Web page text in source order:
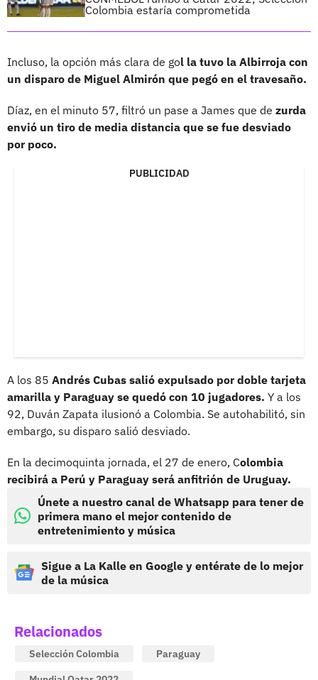
Colombia estaría comprometida
Incluso, la opción más clara de gol la tuvo la Albirroja con
un disparo de Miguel Almirón que pegó en el travesaño.
Díaz, en el minuto 57, filtró un pase a James que de zurda
envió un tiro de media distancia que se fue desviado
por poco.
PUBLICIDAD
A los 85 Andrés Cubas salió expulsado por doble tarjeta
amarilla y Paraguay se quedó con 10 jugadores. Y a los
92, Duván Zapata ilusionó a Colombia. Se autohabilitó, sin
embargo, su disparo salió desviado.
En la decimoquinta jornada, el 27 de enero, Colombia
recibirá a Perú y Paraguay será anfitrión de Uruguay.
Únete a nuestro canal de Whatsapp para tener de
primera mano el mejor contenido de
entretenimiento y música
Sigue a La Kalle en Google y entérate de lo mejor
de la música
Relacionados
Selección Colombia
Paraguay